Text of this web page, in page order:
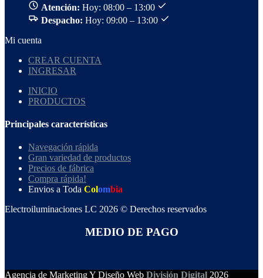
Atención: Hoy: 08:00 – 13:00
Despacho: Hoy: 09:00 – 13:00
Mi cuenta
CREAR CUENTA
INGRESAR
INICIO
PRODUCTOS
Principales características
Navegación rápida
Gran variedad de productos
Precios de fábrica
Compra rápida!
Envios a Toda Colombia
Electroiluminaciones LC 2026 © Derechos reservados
MEDIO DE PAGO
Agencia de Marketing Y Diseño Web División Digital 2026